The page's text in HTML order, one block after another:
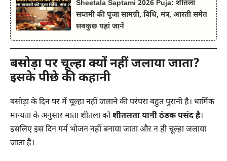
Sheetala Saptami 2026 Puja: शीतला
सप्तमी की पूजा सामग्री, विधि, मंत्र, आरती समेत
सबकुछ यहां जानें
बसोड़ा पर चूल्हा क्यों नहीं जलाया जाता?
इसके पीछे की कहानी
बसोड़ा के दिन घर में चूल्हा नहीं जलाने की परंपरा बहुत पुरानी है। धार्मिक
मान्यता के अनुसार माता शीतला कोशीतलता यानी ठंडक पसंद है।
इसलिए इस दिन गर्म भोजन नहीं बनाया जाता और न ही चूल्हा जलाया
जाता है।